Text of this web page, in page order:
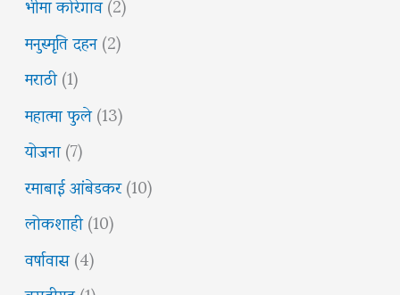
मनुस्मृति दहन(2)
मराठी(1)
महात्मा फुले(13)
योजना(7)
रमाबाई आंबेडकर(10)
लोकशाही(10)
वर्षावास(4)